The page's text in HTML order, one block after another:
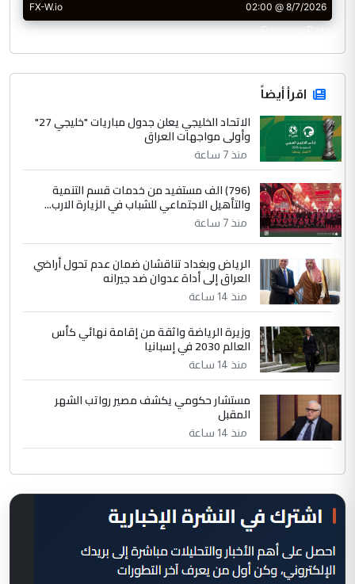
CurrencyRate
اقرأ أيضاً
الاتحاد الخليجي يعلن جدول مباريات "خليجي 27"
وأولى مواجهات العراق
منذ 7 ساعة
(796) الف مستفيد من خدمات قسم التنمية
والتأهيل الاجتماعي للشباب في الزيارة الارب...
منذ 7 ساعة
الرياض وبغداد تناقشان ضمان عدم تحول أراضي
العراق إلى أداة عدوان ضد جيرانه
منذ 14 ساعة
وزيرة الرياضة واثقة من إقامة نهائي كأس
العالم 2030 في إسبانيا
منذ 14 ساعة
مستشار حكومي يكشف مصير رواتب الشهر
المقبل
منذ 14 ساعة